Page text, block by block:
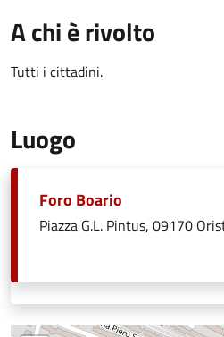
A chi è rivolto
Tutti i cittadini.
Luogo
Foro Boario
Piazza G.L. Pintus, 09170